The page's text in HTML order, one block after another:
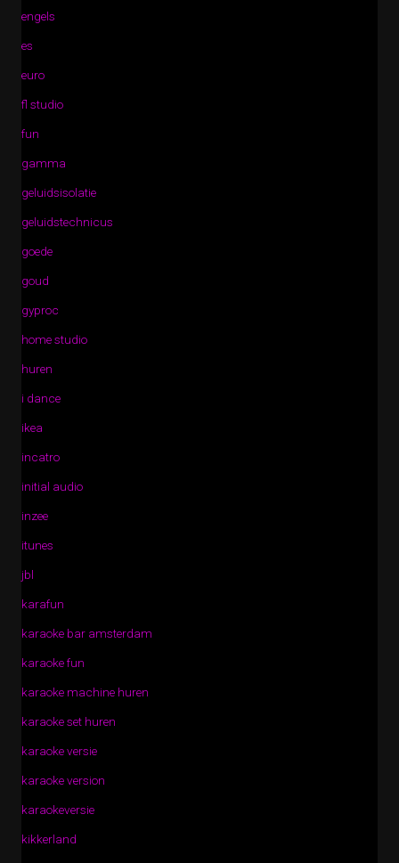
engels
es
euro
fl studio
fun
gamma
geluidsisolatie
geluidstechnicus
goede
goud
gyproc
home studio
huren
i dance
ikea
incatro
initial audio
inzee
itunes
jbl
karafun
karaoke bar amsterdam
karaoke fun
karaoke machine huren
karaoke set huren
karaoke versie
karaoke version
karaokeversie
kikkerland